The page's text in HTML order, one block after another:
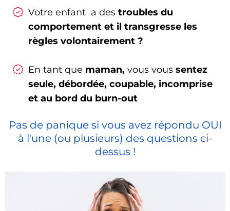
Votre enfant a des troubles du
comportement et il transgresse les
règles volontairement ?
En tant que maman, vous vous sentez
seule, débordée, coupable, incomprise
et au bord du burn-out
Pas de panique si vous avez répondu OUI
à l'une (ou plusieurs) des questions ci-
dessus !